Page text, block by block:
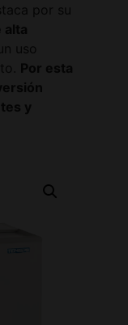
por su
alta
uso
Por esta
y